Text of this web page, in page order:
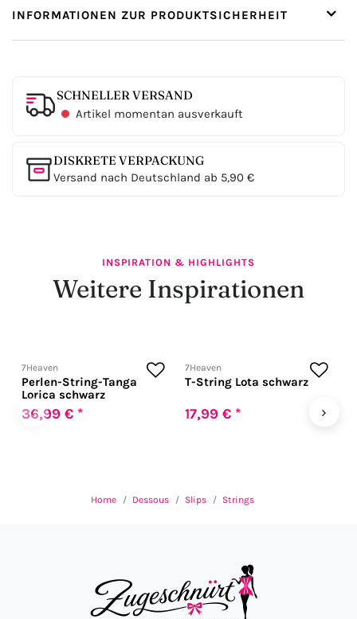
INFORMATIONEN ZUR PRODUKTSICHERHEIT
SCHNELLER VERSAND
Artikel momentan ausverkauft
DISKRETE VERPACKUNG
Versand nach Deutschland ab 5,90 €
INSPIRATION & HIGHLIGHTS
Weitere Inspirationen
‹
7Heaven
Perlen-String-Tanga
Lorica schwarz
36,99 € *
7Heaven
T-String Lota schwarz
17,99 € * ›
Home Dessous Slips Strings